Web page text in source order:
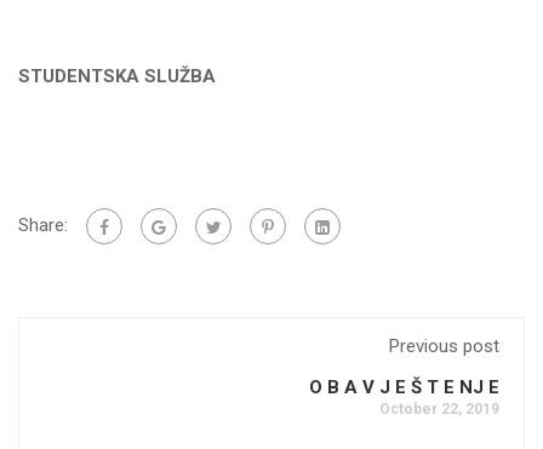
STUDENTSKA SLUŽBA
Share:
Previous post
O B A V J E Š T E NJ E
October 22, 2019